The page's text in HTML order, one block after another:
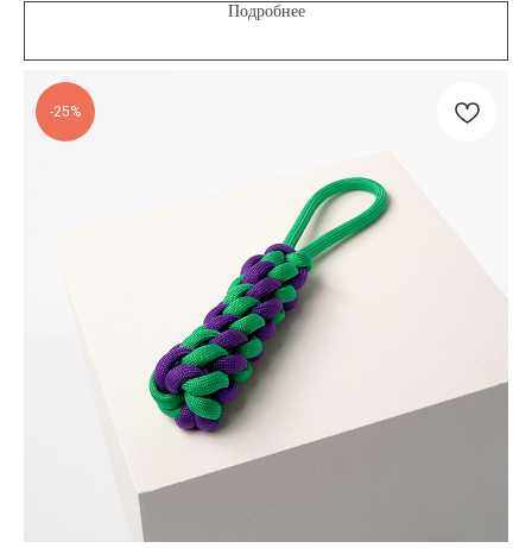
Подробнее
-25%